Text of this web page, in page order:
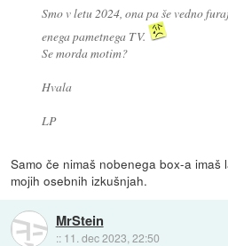
Smo v letu 2024, ona pa še vedno
enega pametnega TV.
Se morda motim?
Hvala
LP
Samo če nimaš nobenega box-a imaš
mojih osebnih izkušnjah.
MrStein
:: 11. dec 2023, 22:50